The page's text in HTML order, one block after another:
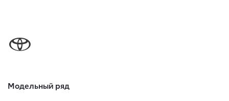
Модельный ряд